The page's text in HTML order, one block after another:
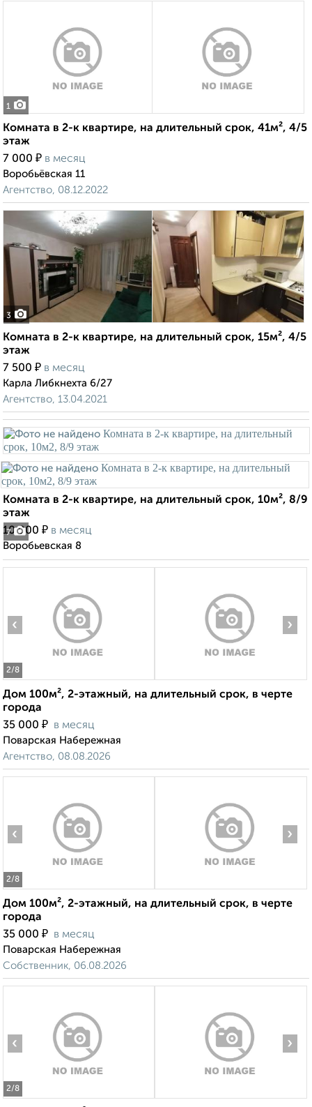
1
Комната в 2-к квартире, на длительный срок, 41м², 4/5
этаж
7 000 ₽ в месяц
Воробьёвская 11
Агентство, 08.12.2022
3
Комната в 2-к квартире, на длительный срок, 15м², 4/5
этаж
7 500 ₽ в месяц
Карла Либкнехта 6/27
Агентство, 13.04.2021
7
Комната в 2-к квартире, на длительный срок, 10м², 8/9
этаж
10 000 ₽ в месяц
Воробьевская 8
2/8
‹ ›
Дом 100м², 2-этажный, на длительный срок, в черте
города
35 000 ₽ в месяц
Поварская Набережная
Агентство, 08.08.2026
2/8
‹ ›
Дом 100м², 2-этажный, на длительный срок, в черте
города
35 000 ₽ в месяц
Поварская Набережная
Собственник, 06.08.2026
2/8
‹ ›